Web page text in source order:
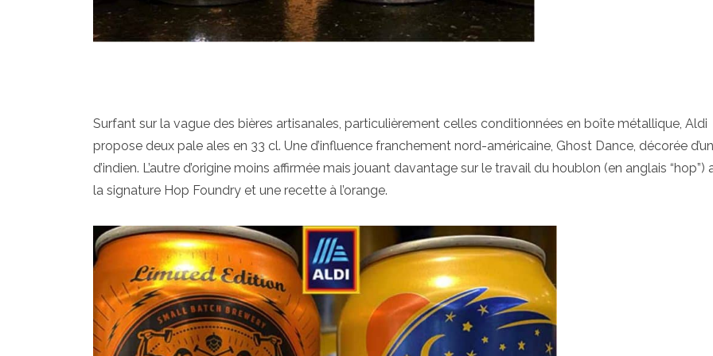
Surfant sur la vague des bières artisanales, particulièrement celles conditionnées en boîte métallique, Aldi
propose deux pale ales en 33 cl. Une d’influence franchement nord-américaine, Ghost Dance, décorée
d’indien. L’autre d’origine moins affirmée mais jouant davantage sur le travail du houblon (en anglais “hop”)
la signature Hop Foundry et une recette à l’orange.